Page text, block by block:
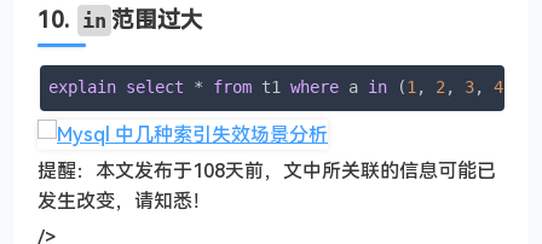
10. in 范围过大
explain select * from t1 where a in (1, 2, 3, 4
提醒：本文发布于108天前，文中所关联的信息可能已
发生改变，请知悉！
/>